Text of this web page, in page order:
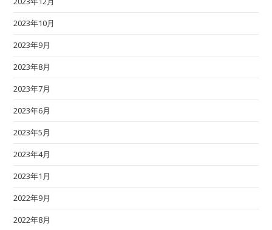
2023年10月
2023年9月
2023年8月
2023年7月
2023年6月
2023年5月
2023年4月
2023年1月
2022年9月
2022年8月